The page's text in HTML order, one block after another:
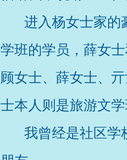
进入杨女士家的
学班的学员，薛女
顾女士、薛女士、
士本人则是旅游文
我曾经是社区学